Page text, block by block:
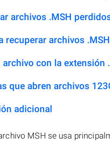
archivos .MSH
recuperar archivos .MSH
con la extensión
que abren archivos
adicional
MSH se usa